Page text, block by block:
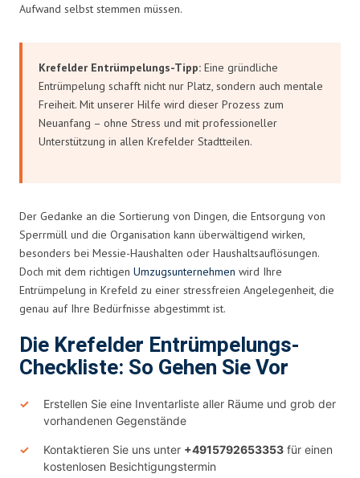
Aufwand selbst stemmen müssen.
Krefelder Entrümpelungs-Tipp: Eine gründliche
Entrümpelung schafft nicht nur Platz, sondern auch mentale
Freiheit. Mit unserer Hilfe wird dieser Prozess zum
Neuanfang – ohne Stress und mit professioneller
Unterstützung in allen Krefelder Stadtteilen.
Der Gedanke an die Sortierung von Dingen, die Entsorgung von
Sperrmüll und die Organisation kann überwältigend wirken,
besonders bei Messie-Haushalten oder Haushaltsauflösungen.
Doch mit dem richtigen Umzugsunternehmen wird Ihre
Entrümpelung in Krefeld zu einer stressfreien Angelegenheit, die
genau auf Ihre Bedürfnisse abgestimmt ist.
Die Krefelder Entrümpelungs-
Checkliste: So Gehen Sie Vor
Erstellen Sie eine Inventarliste aller Räume und grob der
vorhandenen Gegenstände
Kontaktieren Sie uns unter +4915792653353 für einen
kostenlosen Besichtigungstermin